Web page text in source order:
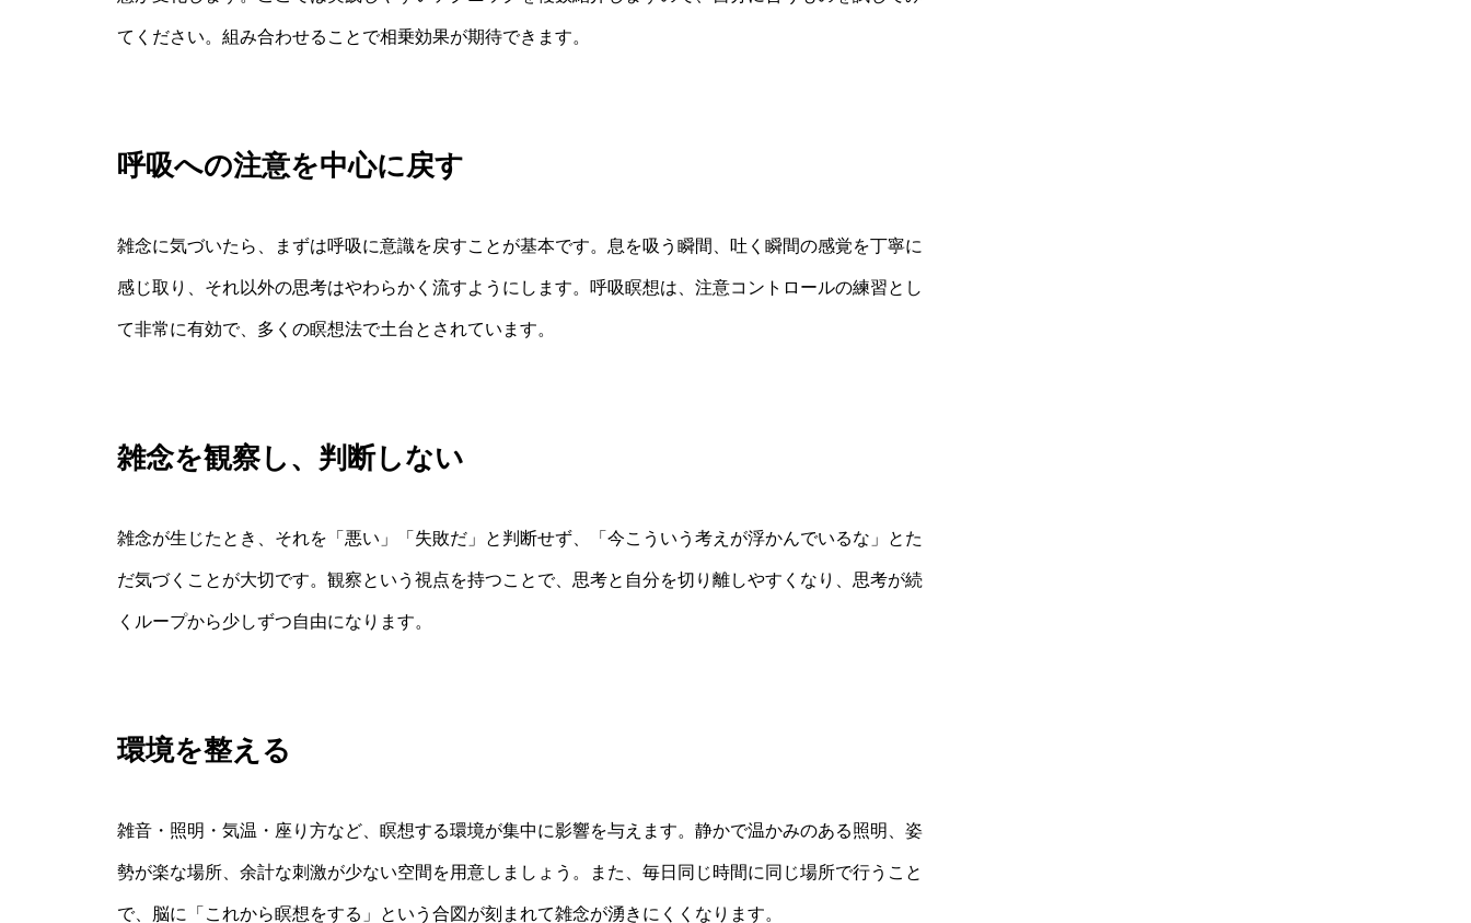
てください。組み合わせることで相乗効果が期待できます。
呼吸への注意を中心に戻す
雑念に気づいたら、まずは呼吸に意識を戻すことが基本です。息を吸う瞬間、吐く瞬間の感覚を丁寧に
感じ取り、それ以外の思考はやわらかく流すようにします。呼吸瞑想は、注意コントロールの練習とし
て非常に有効で、多くの瞑想法で土台とされています。
雑念を観察し、判断しない
雑念が生じたとき、それを「悪い」「失敗だ」と判断せず、「今こういう考えが浮かんでいるな」とた
だ気づくことが大切です。観察という視点を持つことで、思考と自分を切り離しやすくなり、思考が続
くループから少しずつ自由になります。
環境を整える
雑音・照明・気温・座り方など、瞑想する環境が集中に影響を与えます。静かで温かみのある照明、姿
勢が楽な場所、余計な刺激が少ない空間を用意しましょう。また、毎日同じ時間に同じ場所で行うこと
で、脳に「これから瞑想をする」という合図が刻まれて雑念が湧きにくくなります。